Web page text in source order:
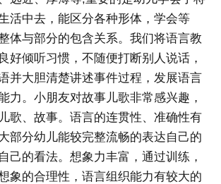
活中去，能区分各种形体，学会等
体与部分的包含关系。我们将语言教
好倾听习惯，不随便打断别人说话，
并大胆清楚讲述事件过程，发展语言
力。小朋友对故事儿歌非常感兴趣，
歌、故事。语言的连贯性、准确性有
部分幼儿能较完整流畅的表达自己的
己的看法。想象力丰富，通过训练，
象的合理性，语言组织能力有较大的